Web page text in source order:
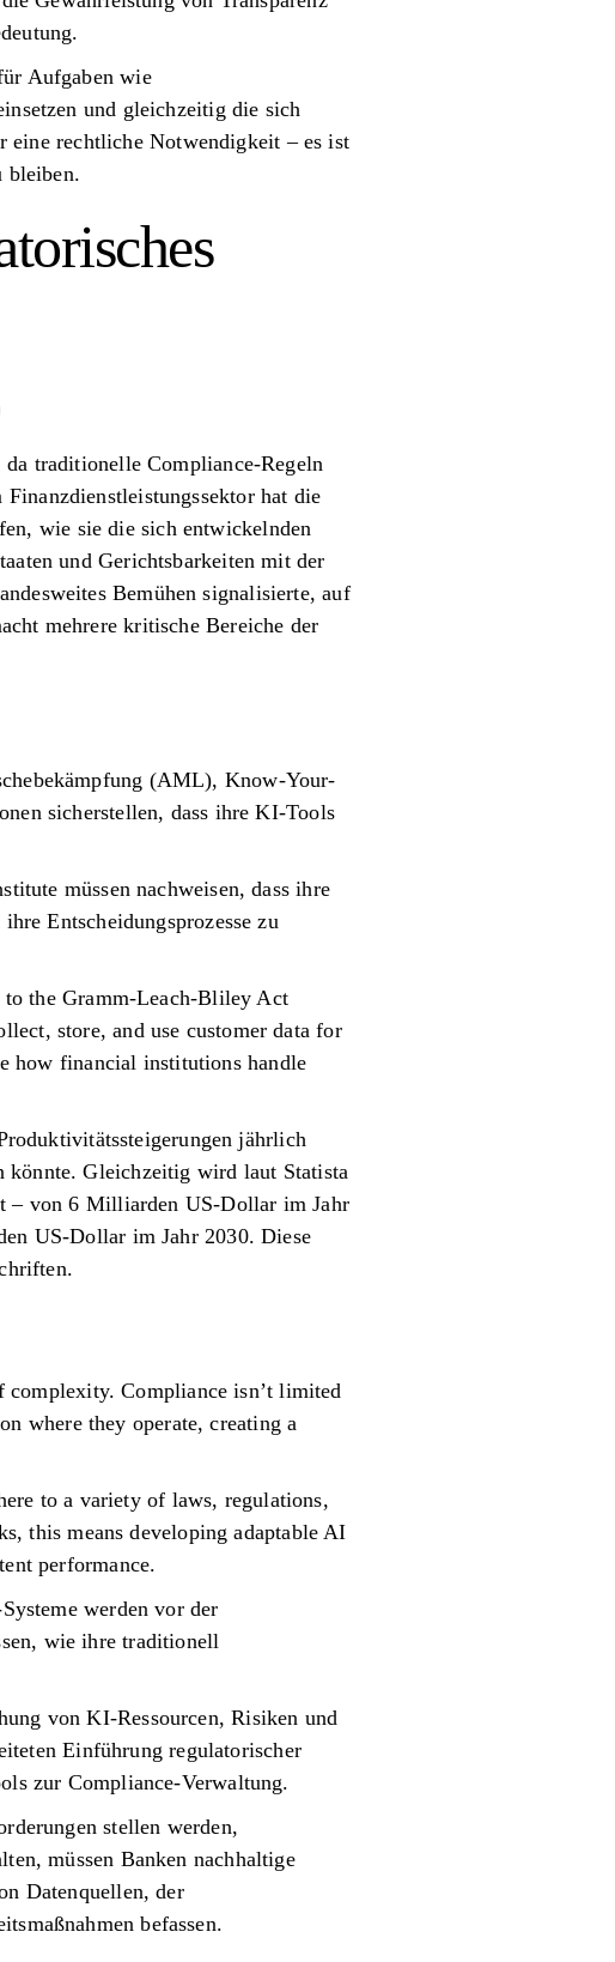
Aufgaben wie
und gleichzeitig die sich
rechtliche Notwendigkeit – es ist
bleiben.
traditionelle Compliance-Regeln
hat die
wie sie die sich entwickelnden
und Gerichtsbarkeiten mit der
Bemühen signalisierte, auf
mehrere kritische Bereiche der
(AML), Know-Your-
sicherstellen, dass ihre KI-Tools
müssen nachweisen, dass ihre
Entscheidungsprozesse zu
to the Gramm-Leach-Bliley Act
store, and use customer data for
how financial institutions handle
jährlich
könnte. Gleichzeitig wird laut Statista
– von 6 Milliarden US-Dollar im Jahr
US-Dollar im Jahr 2030. Diese
complexity. Compliance isn’t limited
where they operate, creating a
to a variety of laws, regulations,
this means developing adaptable AI
performance.
werden vor der
wie ihre traditionell
von KI-Ressourcen, Risiken und
Einführung regulatorischer
zur Compliance-Verwaltung.
stellen werden,
müssen Banken nachhaltige
Datenquellen, der
befassen.